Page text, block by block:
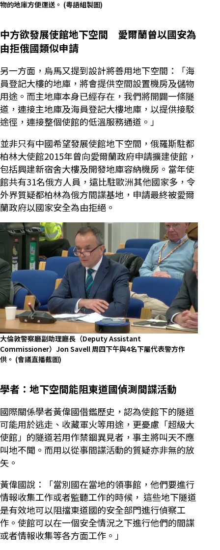
物的地庫方便運送。 (粵語組製圖)
中方欲發展使館地下空間 愛爾蘭曾以國安為
由拒俄國類似申請
另一方面，烏馬又提到設計將善用地下空間：「海
員登記大樓的地庫，將會提供空間設置機房及儲物
用途。而主地庫本身已經存在，我們將開闢一條隧
道，連接主地庫及海員登記大樓地庫，以提供接駁
途徑，連接整個使館的低溫服務通道。」
並非只有中國希望發展使館地下空間，俄羅斯駐都
柏林大使館2015年曾向愛爾蘭政府申請擴建使館，
包括興建新宿舍大樓及開發地庫容納機房。當年使
館共有31名俄方人員，遠比駐歐洲其他國家多，令
外界質疑都柏林為俄方間諜基地，申請最終被愛爾
蘭政府以國家安全為由拒絕。
大倫敦警察廳副助理廳長（Deputy Assistant
Commissioner）Jon Savell 周四下午與4名下屬代表警方作
供。 (會議直播截圖)
學者：地下空間能阻東道國偵測間諜活動
國際關係學者黃偉國借鑑歷史，認為使館下的隧道
可能用於逃走、收藏軍火等用途，更憂慮「超級大
使館」的隧道若用作禁錮異見者，事主將叫天不應
叫地不聞。而用以從事間諜活動的質疑亦非無的放
矢。
黃偉國說：「當別國在當地的領事館，他們要進行
情報收集工作或者監聽工作的時候， 這些地下隧道
是有效地可以阻擋東道國的安全部門進行偵察工
作。使館可以在一個安全情況之下進行他們的間諜
或者情報收集等各方面工作。」